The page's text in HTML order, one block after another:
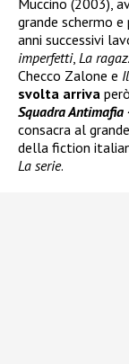
Muccino (2003),
grande schermo
anni successivi
imperfetti, La
Checco Zalone e
svolta arriva
Squadra Antimafia
consacra al
della fiction
La serie.